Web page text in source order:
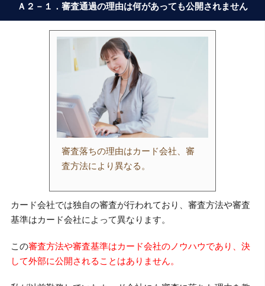
Ａ２－１．審査通過の理由は何があっても公開されません
審査落ちの理由はカード会社、審
査方法により異なる。
カード会社では独自の審査が行われており、審査方法や審査
基準はカード会社によって異なります。
この審査方法や審査基準はカード会社のノウハウであり、決
して外部に公開されることはありません。